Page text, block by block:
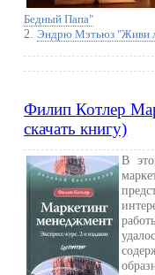
Бедный Папа"
2.Эндрю Мэтьюз "Живи
Филип Котлер
скачать книгу)
В